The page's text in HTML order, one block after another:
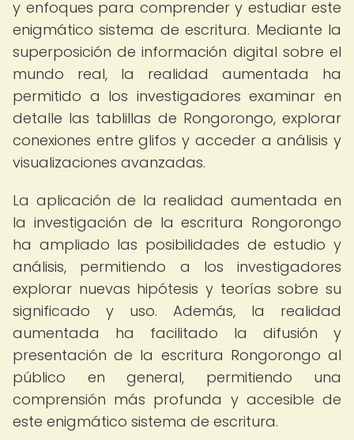
y enfoques para comprender y estudiar este
enigmático sistema de escritura. Mediante la
superposición de información digital sobre el
mundo real, la realidad aumentada ha
permitido a los investigadores examinar en
detalle las tablillas de Rongorongo, explorar
conexiones entre glifos y acceder a análisis y
visualizaciones avanzadas.
La aplicación de la realidad aumentada en
la investigación de la escritura Rongorongo
ha ampliado las posibilidades de estudio y
análisis, permitiendo a los investigadores
explorar nuevas hipótesis y teorías sobre su
significado y uso. Además, la realidad
aumentada ha facilitado la difusión y
presentación de la escritura Rongorongo al
público en general, permitiendo una
comprensión más profunda y accesible de
este enigmático sistema de escritura.